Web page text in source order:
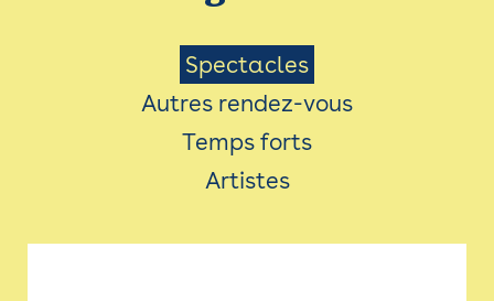
INFOS PRATIQUES
AVEC LES PUBLICS
ACCESSIBILITÉ
LES PRODUCTIONS
Menu
Saison
Spectacles
Autres rendez-vous
Temps forts
Artistes